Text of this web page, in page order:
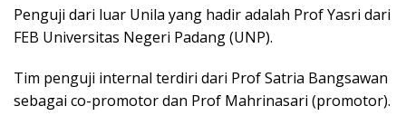
Penguji dari luar Unila yang hadir adalah Prof Yasri dari
FEB Universitas Negeri Padang (UNP).
Tim penguji internal terdiri dari Prof Satria Bangsawan
sebagai co-promotor dan Prof Mahrinasari (promotor).